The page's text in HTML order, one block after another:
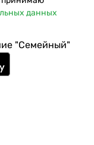
данных
"Семейный"